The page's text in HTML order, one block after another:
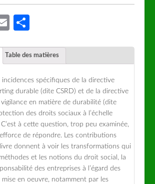
Email
Table des matières
incidences spécifiques de la directive
durable (dite CSRD) et de la directive
en matière de durabilité (dite
des droits sociaux à l’échelle
à cette question, trop peu examinée,
de répondre. Les contributions
donnent à voir les transformations qui
et les notions du droit social, la
des entreprises à l’égard des
en oeuvre, notamment par les